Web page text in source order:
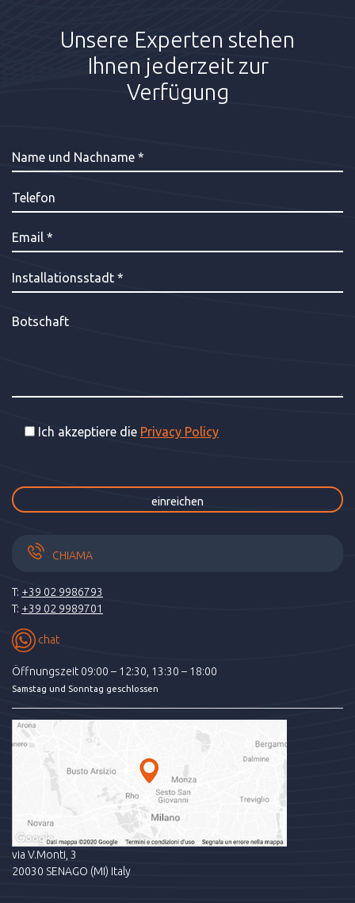
Unsere Experten stehen
Ihnen jederzeit zur
Verfügung
Ich akzeptiere die Privacy Policy
CHIAMA
T: +39 02 9986793
T: +39 02 9989701
chat
Öffnungszeit 09:00 – 12:30, 13:30 – 18:00
Samstag und Sonntag geschlossen
via V.Monti, 3
20030 SENAGO (MI) Italy